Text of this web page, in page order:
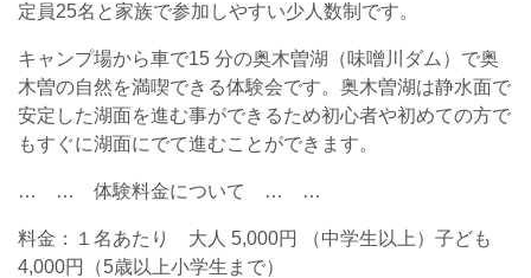
定員25名と家族で参加しやすい少人数制です。
キャンプ場から車で15 分の奥木曽湖（味噌川ダム）で奥
木曽の自然を満喫できる体験会です。奥木曽湖は静水面で
安定した湖面を進む事ができるため初心者や初めての方で
もすぐに湖面にでて進むことができます。
… … 体験料金について … …
料金：１名あたり 大人 5,000円 （中学生以上）子ども
4,000円（5歳以上小学生まで）